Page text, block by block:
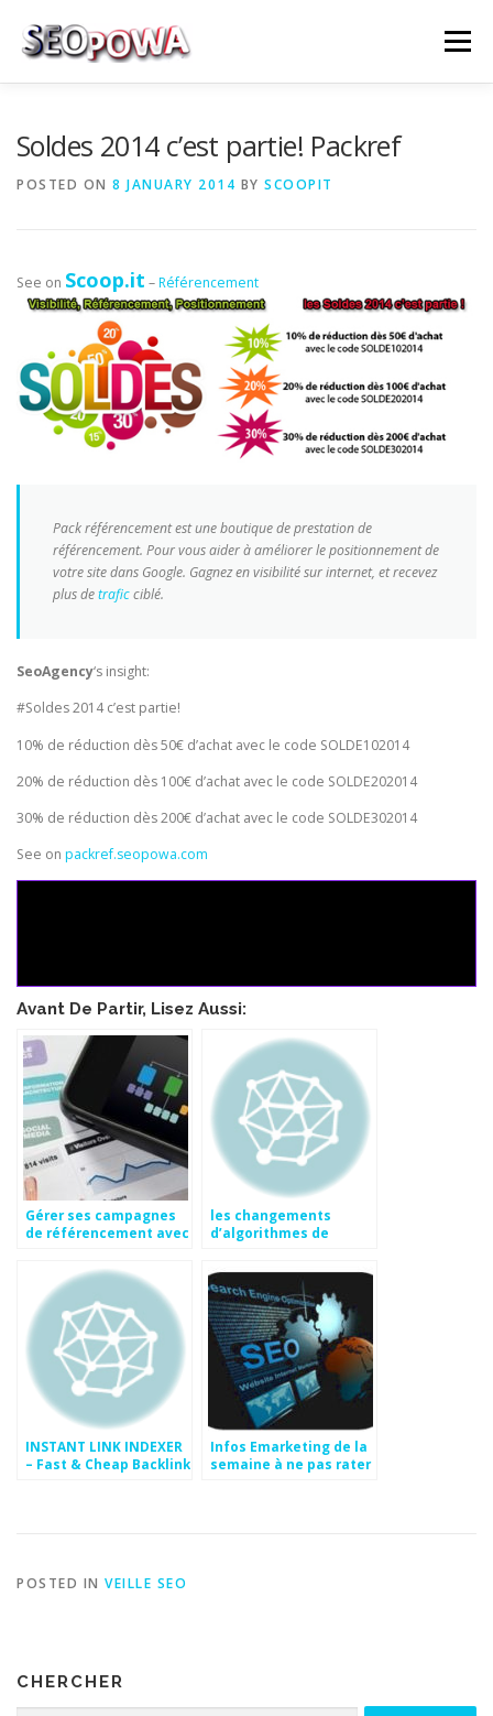
Menu
Soldes 2014 c’est partie! Packref
POSTED ON 8 JANUARY 2014 BY SCOOPIT
See on Scoop.it –Référencement
Pack référencement est une boutique de prestation de
référencement. Pour vous aider à améliorer le positionnement de
votre site dans Google. Gagnez en visibilité sur internet, et recevez
plus detraficciblé.
SeoAgency‘s insight:
#Soldes 2014 c’est partie!
10% de réduction dès 50€ d’achat avec le code SOLDE102014
20% de réduction dès 100€ d’achat avec le code SOLDE202014
30% de réduction dès 200€ d’achat avec le code SOLDE302014
See on packref.seopowa.com
Avant De Partir, Lisez Aussi:
Gérer ses campagnes
de référencement avec
les changements
d’algorithmes de
INSTANT LINK INDEXER
– Fast & Cheap Backlink
Infos Emarketing de la
semaine à ne pas rater
POSTED IN VEILLE SEO
CHERCHER